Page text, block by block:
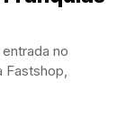
no
Fastshop,